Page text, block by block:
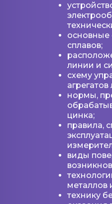
основные
сплавов;
линии и
схему
нормы,
цинка;
правила,
виды
металлов
технику